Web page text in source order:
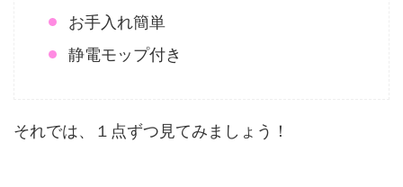
お手入れ簡単
静電モップ付き
それでは、１点ずつ見てみましょう！